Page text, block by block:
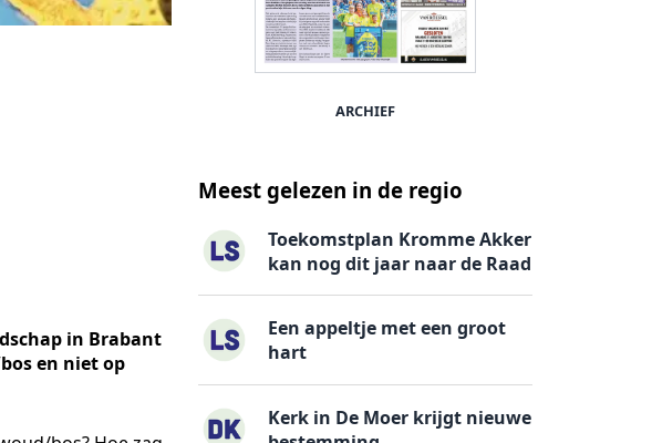
in Brabant
en niet op
ARCHIEF
Meest gelezen in de regio
Toekomstplan Kromme Akker
kan nog dit jaar naar de Raad
Een appeltje met een groot
hart
Kerk in De Moer krijgt nieuwe